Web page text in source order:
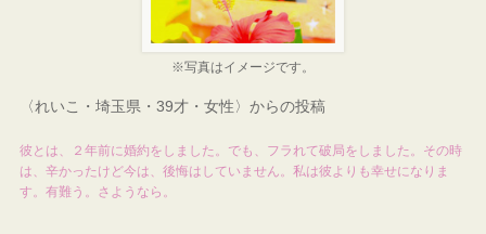
※写真はイメージです。
〈れいこ・埼玉県・39才・女性〉からの投稿
彼とは、２年前に婚約をしました。でも、フラれて破局をしました。その時
は、辛かったけど今は、後悔はしていません。私は彼よりも幸せになりま
す。有難う。さようなら。